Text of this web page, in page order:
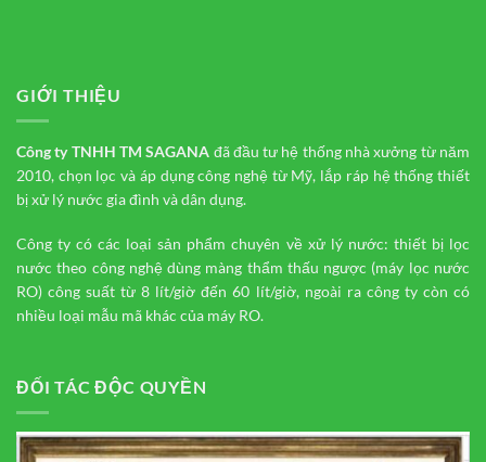
GIỚI THIỆU
Công ty TNHH TMSAGANA đã đầu tư hệ thống nhà xưởng từ năm
2010, chọn lọc và áp dụng công nghệ từ Mỹ, lắp ráp hệ thống thiết
bị xử lý nước gia đình và dân dụng.
Công ty có các loại sản phẩm chuyên về xử lý nước: thiết bị lọc
nước theo công nghệ dùng màng thẩm thấu ngược (máy lọc nước
RO) công suất từ 8 lít/giờ đến 60 lít/giờ, ngoài ra công ty còn có
nhiều loại mẫu mã khác của máy RO.
ĐỐI TÁC ĐỘC QUYỀN